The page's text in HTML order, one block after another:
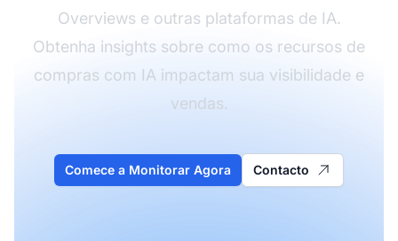
Overviews e outras plataformas de IA.
Obtenha insights sobre como os recursos de
compras com IA impactam sua visibilidade e
vendas.
Comece a Monitorar Agora Contacto